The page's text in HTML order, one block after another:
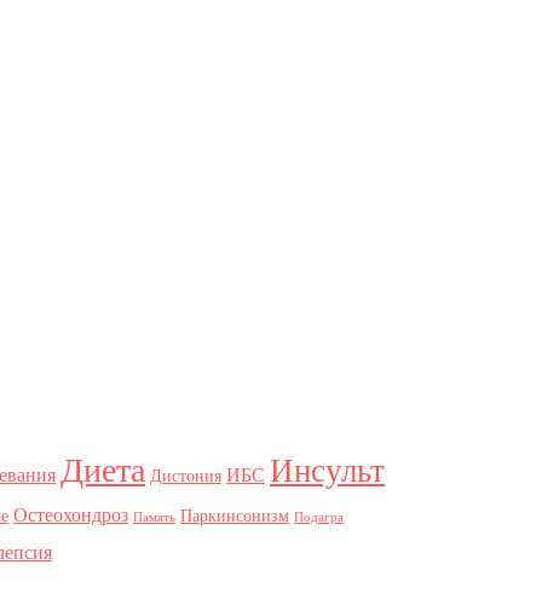
Диета Дистония ИБС Инсульт
Остеохондроз Память Паркинсонизм Подагра